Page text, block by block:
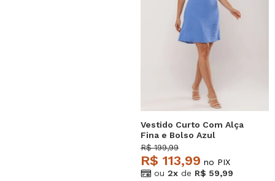
Vestido Curto Com Alça
Fina e Bolso Azul
Salvatore
R$ 199,99
R$ 113,99 no PIX
ou 2x de R$ 59,99